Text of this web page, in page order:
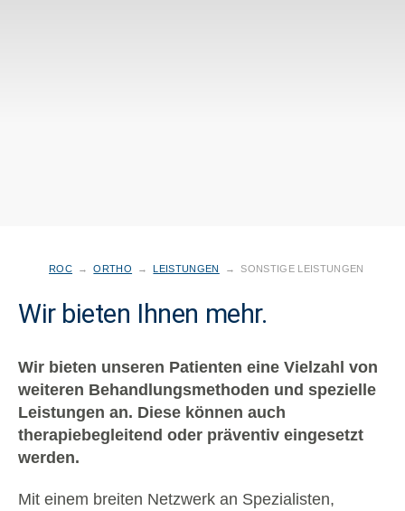
ROC → ORTHO → LEISTUNGEN → SONSTIGE LEISTUNGEN
Wir bieten Ihnen mehr.
Wir bieten unseren Patienten eine Vielzahl von
weiteren Behandlungsmethoden und spezielle
Leistungen an. Diese können auch
therapiebegleitend oder präventiv eingesetzt
werden.
Mit einem breiten Netzwerk an Spezialisten,